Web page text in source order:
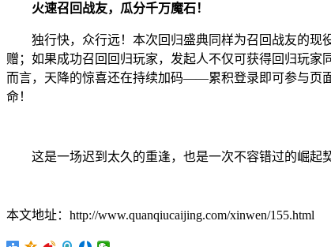
火速‌召回战友，瓜分千万魔石！
独行快，众行远！本次回归盛典同样为召回战友的现役
赠；如果成功召回回归玩家，发起人不仅可获得回归玩家
而言，天降的惊喜还在持续加码——累积登录即可参与页
命！
这是一场迟到太久的重逢，也是一次不容错过的崛起
本文地址：http://www.quanqiucaijing.com/xinwen/155.html